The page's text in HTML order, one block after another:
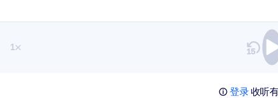
1×
登录收听有